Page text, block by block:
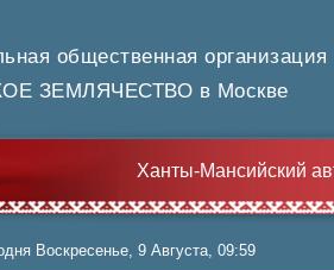
общественная организация
ЗЕМЛЯЧЕСТВО в Москве
Ханты-Мансийский
Воскресенье, 9 Августа, 09:59